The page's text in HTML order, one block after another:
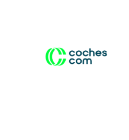
Conduce tu
desata tu